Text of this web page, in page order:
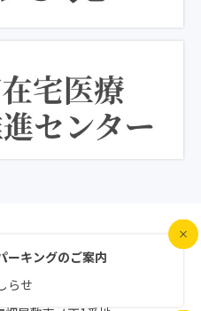
ーキングのご案内
らせ
8381